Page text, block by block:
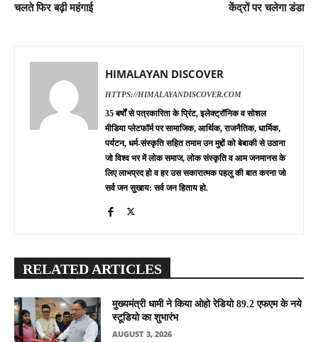
चलते फिर बढ़ी महंगाई
केंद्रों पर चलेगा डंडा
HIMALAYAN DISCOVER
HTTPS://HIMALAYANDISCOVER.COM
35 बर्षों से पत्रकारिता के प्रिंट, इलेक्ट्रॉनिक व सोशल
मीडिया प्लेटफॉर्म पर सामाजिक, आर्थिक, राजनैतिक, धार्मिक,
पर्यटन, धर्म-संस्कृति सहित तमाम उन मुद्दों को बेबाकी से उठाना
जो विश्व भर में लोक समाज, लोक संस्कृति व आम जनमानस के
लिए लाभप्रद हो व हर उस सकारात्मक पहलु की बात करना जो
सर्व जन सुखाय: सर्व जन हिताय हो.
RELATED ARTICLES
मुख्यमंत्री धामी ने किया ओहो रेडियो 89.2 एफएम के नये
स्टूडियो का शुभारंभ
AUGUST 3, 2026